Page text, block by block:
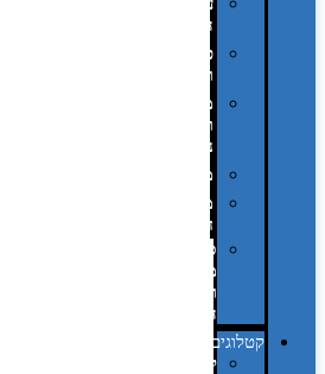
השולחן…
פינוק
וספא
מזוודות
ותיקי
נסיעות
מטריות
מוצרי
חוף
סביבת
מחשב
וציוד
היקפי
קטלוגים
קטלוג